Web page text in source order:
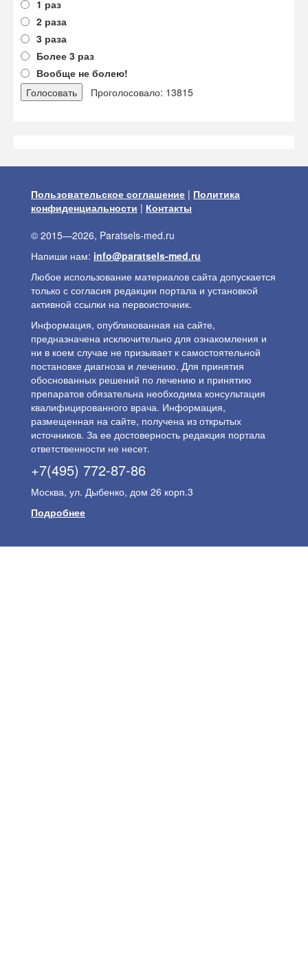
1 раз
2 раза
3 раза
Более 3 раз
Вообще не болею!
Проголосовало: 13815
Пользовательское соглашение | Политика
конфиденциальности | Контакты
© 2015—2026, Paratsels-med.ru
Напиши нам: info@paratsels-med.ru
Любое использование материалов сайта допускается
только с согласия редакции портала и установкой
активной ссылки на первоисточник.
Информация, опубликованная на сайте,
предназначена исключительно для ознакомления и
ни в коем случае не призывает к самостоятельной
постановке диагноза и лечению. Для принятия
обоснованных решений по лечению и принятию
препаратов обязательна необходима консультация
квалифицированного врача. Информация,
размещенная на сайте, получена из открытых
источников. За ее достоверность редакция портала
ответственности не несет.
+7(495) 772-87-86
Москва, ул. Дыбенко, дом 26 корп.3
Подробнее